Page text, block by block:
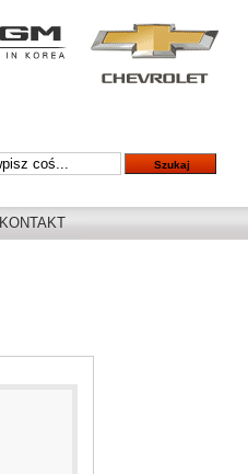
KONTAKT